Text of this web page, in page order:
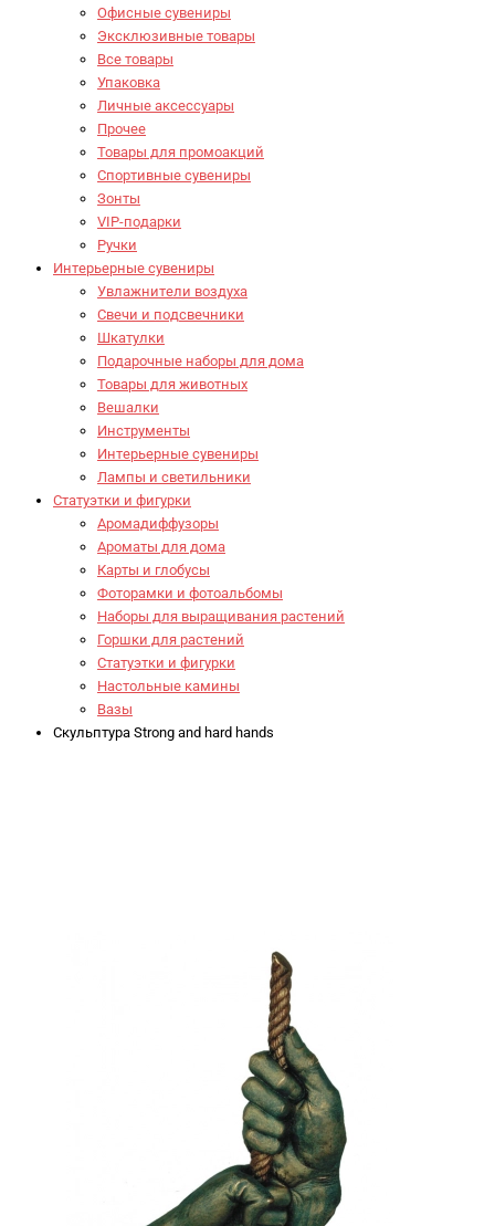
Офисные сувениры
Эксклюзивные товары
Все товары
Упаковка
Личные аксессуары
Прочее
Товары для промоакций
Спортивные сувениры
Зонты
VIP-подарки
Ручки
Интерьерные сувениры
Увлажнители воздуха
Свечи и подсвечники
Шкатулки
Подарочные наборы для дома
Товары для животных
Вешалки
Инструменты
Интерьерные сувениры
Лампы и светильники
Статуэтки и фигурки
Аромадиффузоры
Ароматы для дома
Карты и глобусы
Фоторамки и фотоальбомы
Наборы для выращивания растений
Горшки для растений
Статуэтки и фигурки
Настольные камины
Вазы
Скульптура Strong and hard hands